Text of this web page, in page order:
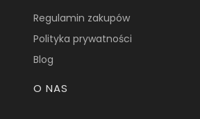
Regulamin zakupów
Polityka prywatności
Blog
O NAS